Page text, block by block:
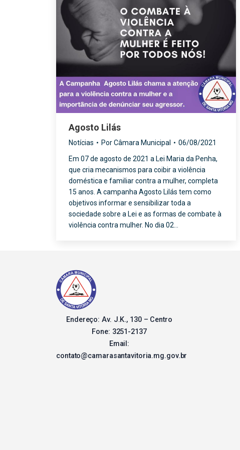
Agosto Lilás
Notícias PorCâmara Municipal
06/08/2021
Em 07 de agosto de 2021 a Lei Maria da Penha,
que cria mecanismos para coibir a violência
doméstica e familiar contra a mulher, completa
15 anos. A campanha Agosto Lilás tem como
objetivos informar e sensibilizar toda a
sociedade sobre a Lei e as formas de combate à
violência contra mulher. No dia 02…
Endereço: Av. J.K., 130 – Centro
Fone: 3251-2137
Email:
contato@camarasantavitoria.mg.gov.br